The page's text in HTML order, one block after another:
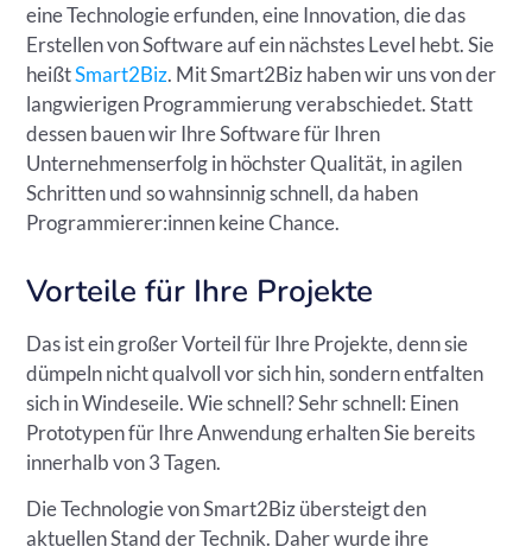
eine Technologie erfunden, eine Innovation, die das
Erstellen von Software auf ein nächstes Level hebt. Sie
heißtSmart2Biz. Mit Smart2Biz haben wir uns von der
langwierigen Programmierung verabschiedet. Statt
dessen bauen wir Ihre Software für Ihren
Unternehmenserfolg in höchster Qualität, in agilen
Schritten und so wahnsinnig schnell, da haben
Programmierer:innen keine Chance.
Vorteile für Ihre Projekte
Das ist ein großer Vorteil für Ihre Projekte, denn sie
dümpeln nicht qualvoll vor sich hin, sondern entfalten
sich in Windeseile. Wie schnell? Sehr schnell: Einen
Prototypen für Ihre Anwendung erhalten Sie bereits
innerhalb von 3 Tagen.
Die Technologie von Smart2Biz übersteigt den
aktuellen Stand der Technik. Daher wurde ihre